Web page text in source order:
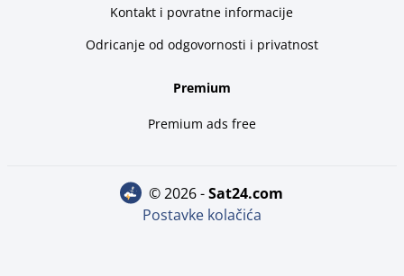
Kontakt i povratne informacije
Odricanje od odgovornosti i privatnost
Premium
Premium ads free
© 2026 - sat24.com
Postavke kolačića